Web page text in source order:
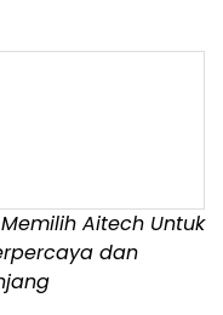
Aitech Untuk
dan